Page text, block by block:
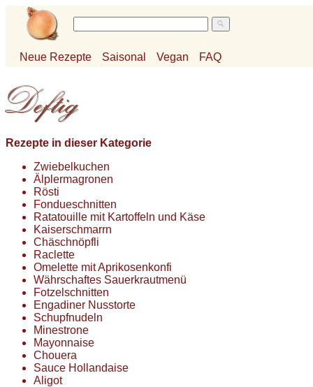
Neue Rezepte Saisonal Vegan FAQ
Rezepte in dieser Kategorie
Zwiebelkuchen
Älplermagronen
Rösti
Fondueschnitten
Ratatouille mit Kartoffeln und Käse
Kaiserschmarrn
Chäschnöpfli
Raclette
Omelette mit Aprikosenkonfi
Währschaftes Sauerkrautmenü
Fotzelschnitten
Engadiner Nusstorte
Schupfnudeln
Minestrone
Mayonnaise
Chouera
Sauce Hollandaise
Aligot